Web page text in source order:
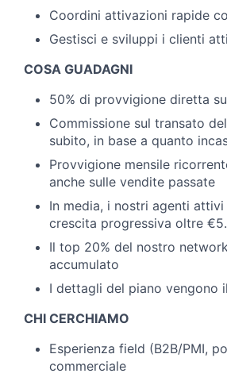
Coordini attivazioni rapide
Gestisci e sviluppi i clienti
COSA GUADAGNI
50% di provvigione diretta
Commissione sul transato
subito, in base a quanto
Provvigione mensile
anche sulle vendite passate
In media, i nostri agenti
crescita progressiva oltre
Il top 20% del nostro
accumulato
I dettagli del piano vengono
CHI CERCHIAMO
Esperienza field (B2B/PMI,
commerciale